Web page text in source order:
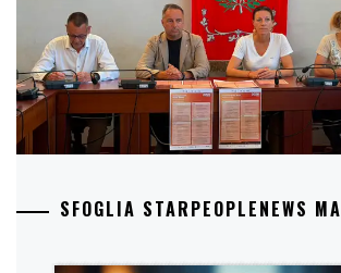
SFOGLIA STARPEOPLENEWS